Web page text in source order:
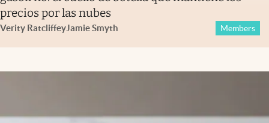
precios por las nubes
Verity RatcliffeyJamie Smyth Members